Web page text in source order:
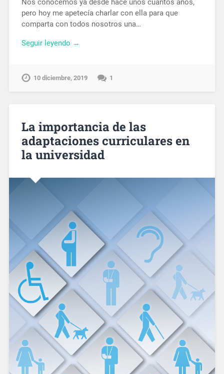
pero hoy me apetecía charlar con ella para que
comparta con todos nosotros una…
Seguir leyendo →
10 diciembre, 2019 1
La importancia de las
adaptaciones curriculares en
la universidad